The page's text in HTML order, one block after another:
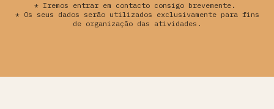
* Iremos entrar em contacto consigo brevemente.
* Os seus dados serão utilizados exclusivamente para fins
de organização das atividades.